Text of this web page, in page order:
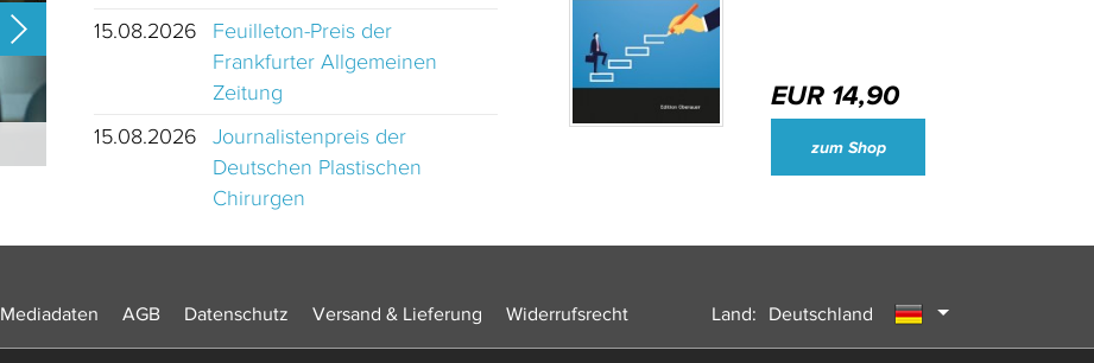
Wirtschaftsjournalisten und Unternehmenssprecher des Jahres 2024
15.08.2026
Feuilleton-Preis der
Frankfurter Allgemeinen
Zeitung
15.08.2026
Journalistenpreis der
Deutschen Plastischen
Chirurgen
EUR 14,90
zum Shop
Mediadaten AGB Datenschutz Versand & Lieferung Widerrufsrecht Land:
Deutschland